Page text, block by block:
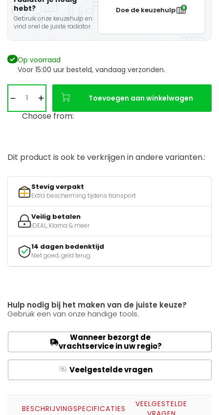
hebt?
Gebruik onze keuzehulp en
vind snel de juiste radiator.
Doe de keuzehulp
Op voorraad
Voor 15:00 uur besteld, vandaag verzonden.
Toevoegen aan winkelwagen
Choose from:
Dit product is ook te verkrijgen in andere varianten.:
Stevig verpakt
Extra bescherming tijdens transport
Veilig betalen
iDEAL, Klarna & meer
14 dagen bedenktijd
Niet goed, geld terug
Hulp nodig bij het maken van de juiste keuze?
Gebruik een van onze handige tools.
Wanneer bezorgt de
vrachtservice in uw regio?
Q Veelgestelde vragen
BESCHRIJVINGSPECIFICATIES
VEELGESTELDE